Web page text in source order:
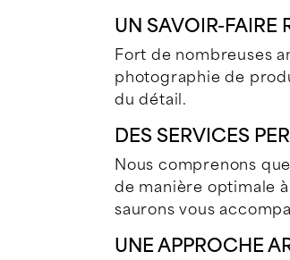
UN SAVOIR-FAIRE
Fort de nombreuses
photographie de
du détail.
DES SERVICES
Nous comprenons
de manière optimale
saurons vous
UNE APPROCHE